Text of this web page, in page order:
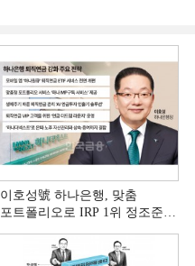
이호성號 하나은행, 맞춤
포트폴리오로 IRP 1위 정조준